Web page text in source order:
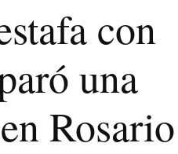
con
una
Rosario